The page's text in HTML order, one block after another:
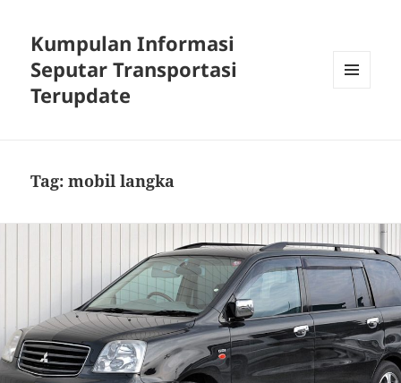
Kumpulan Informasi
Seputar Transportasi
Terupdate
Tag:mobil langka